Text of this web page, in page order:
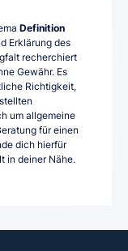
Definition
Erklärung des
recherchiert
Gewähr. Es
Richtigkeit,
um allgemeine
für einen
dich hierfür
in deiner Nähe.